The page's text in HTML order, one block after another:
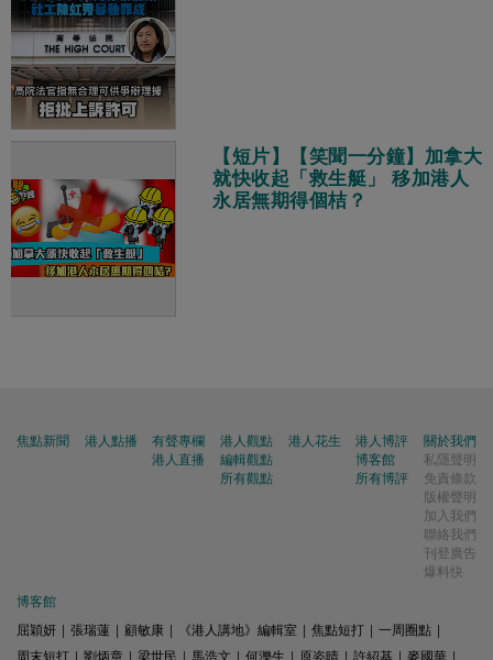
【短片】【笑聞一分鐘】加拿大
就快收起「救生艇」 移加港人
永居無期得個桔？
焦點新聞 港人點播
有聲專欄
港人直播
港人觀點
編輯觀點
所有觀點
港人花生
港人博評
博客館
所有博評
關於我們
私隱聲明
免責條款
版權聲明
加入我們
聯絡我們
刊登廣告
爆料快
博客館
屈穎妍
張瑞蓮 顧敏康 《港人講地》編輯室 焦點短打 一周圈點